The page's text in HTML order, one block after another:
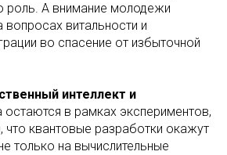
роль. А внимание молодежи
вопросах витальности и
во спасение от избыточной
интеллект и
остаются в рамках экспериментов,
что квантовые разработки окажут
только на вычислительные